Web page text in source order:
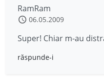
RamRam
06.05.2009
Super! Chiar m-au
răspunde-i